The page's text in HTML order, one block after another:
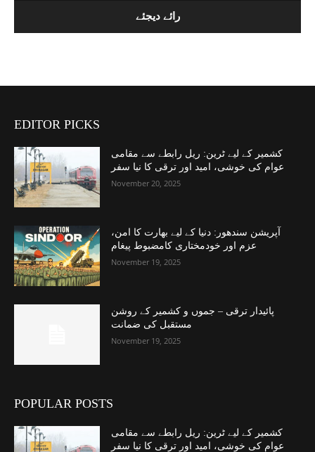
EDITOR PICKS
کشمیر کے لیے ٹرین: ریل رابطے سے مقامی
عوام کی خوشی، امید اور ترقی کا نیا سفر
November 20, 2025
آپریشن سندھور: دنیا کے لیے بھارت کا امن،
عزم اور خودمختاری کامضبوط پیغام
November 19, 2025
پائیدار ترقی – جموں و کشمیر کے روشن
مستقبل کی ضمانت
November 19, 2025
POPULAR POSTS
کشمیر کے لیے ٹرین: ریل رابطے سے مقامی
عوام کی خوشی، امید اور ترقی کا نیا سفر